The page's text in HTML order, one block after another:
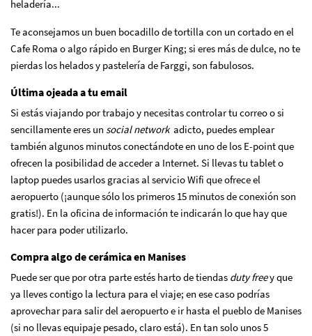
heladería...
Te aconsejamos un buen bocadillo de tortilla con un cortado en el
Cafe Roma o algo rápido en Burger King; si eres más de dulce, no te
pierdas los helados y pastelería de Farggi, son fabulosos.
Última ojeada a tu email
Si estás viajando por trabajo y necesitas controlar tu correo o si
sencillamente eres un social network adicto, puedes emplear
también algunos minutos conectándote en uno de los E-point que
ofrecen la posibilidad de acceder a Internet. Si llevas tu tablet o
laptop puedes usarlos gracias al servicio Wifi que ofrece el
aeropuerto (¡aunque sólo los primeros 15 minutos de conexión son
gratis!). En la oficina de información te indicarán lo que hay que
hacer para poder utilizarlo.
Compra algo de cerámica en Manises
Puede ser que por otra parte estés harto de tiendas duty freey que
ya lleves contigo la lectura para el viaje; en ese caso podrías
aprovechar para salir del aeropuerto e ir hasta el pueblo de Manises
(si no llevas equipaje pesado, claro está). En tan solo unos 5